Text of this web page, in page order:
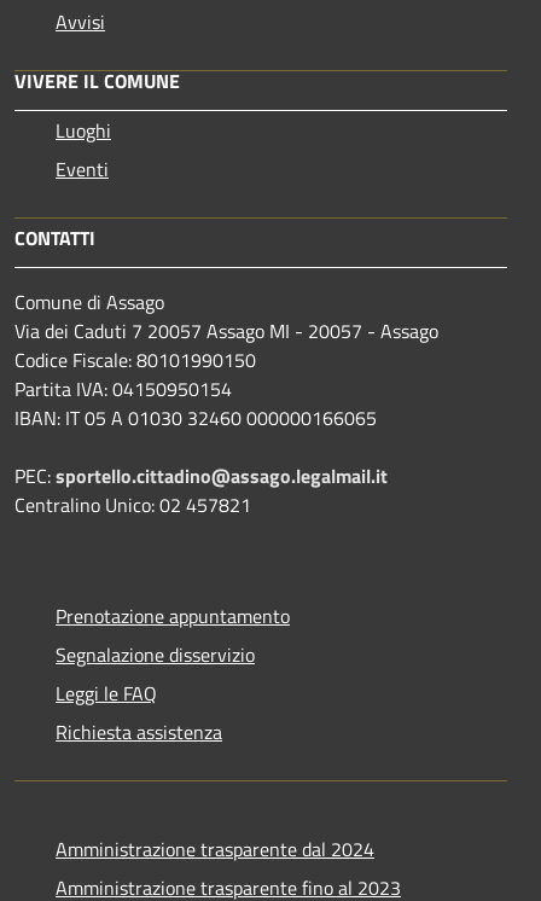
Avvisi
VIVERE IL COMUNE
Luoghi
Eventi
CONTATTI
Comune di Assago
Via dei Caduti 7 20057 Assago MI - 20057 - Assago
Codice Fiscale: 80101990150
Partita IVA: 04150950154
IBAN: IT 05 A 01030 32460 000000166065
PEC:sportello.cittadino@assago.legalmail.it
Centralino Unico: 02 457821
Prenotazione appuntamento
Segnalazione disservizio
Leggi le FAQ
Richiesta assistenza
Amministrazione trasparente dal 2024
Amministrazione trasparente fino al 2023